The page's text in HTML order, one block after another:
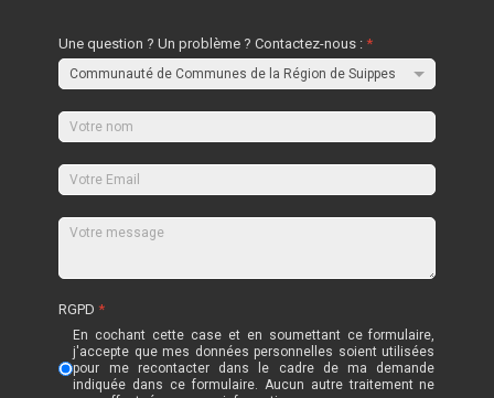
Une question ? Un problème ? Contactez-nous :*
RGPD*
En cochant cette case et en soumettant ce formulaire,
j'accepte que mes données personnelles soient utilisées
pour me recontacter dans le cadre de ma demande
indiquée dans ce formulaire. Aucun autre traitement ne